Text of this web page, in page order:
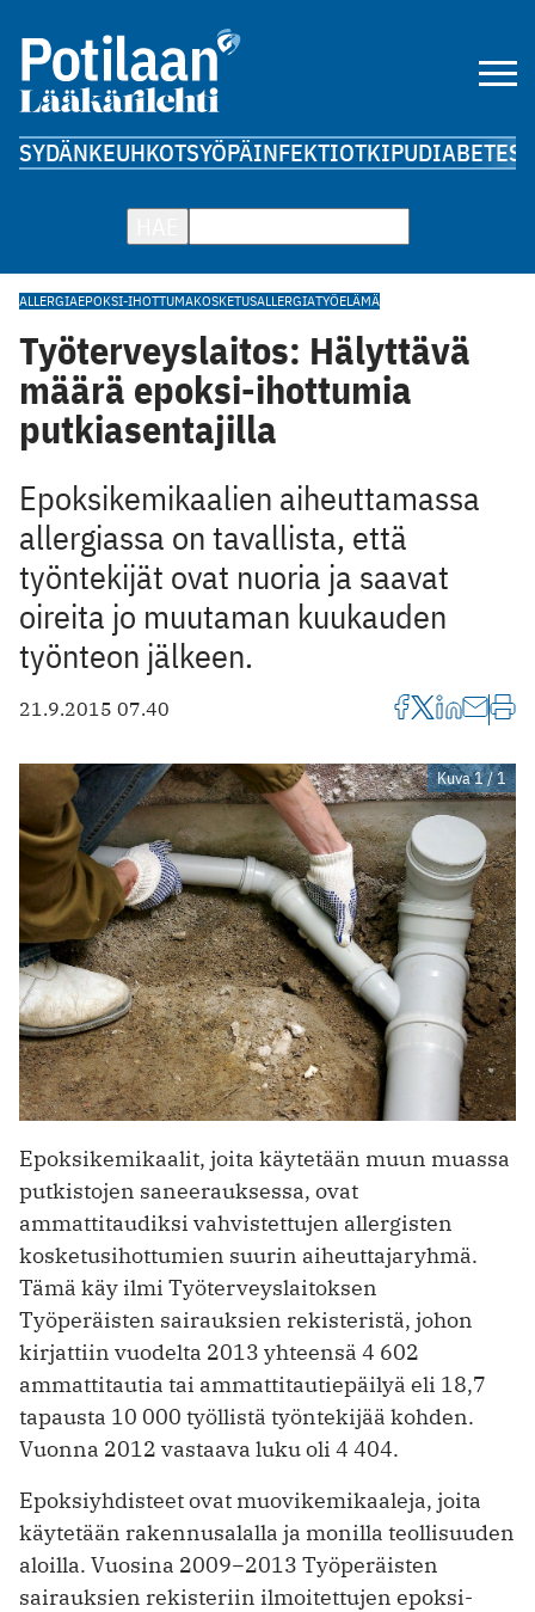
SYDÄNKEUHKOTSYÖPÄINFEKTIOTKIPUDIABETES
ALLERGIAEPOKSI-IHOTTUMAKOSKETUSALLERGIATYÖELÄMÄ
Työterveyslaitos: Hälyttävä
määrä epoksi-ihottumia
putkiasentajilla
Epoksikemikaalien aiheuttamassa
allergiassa on tavallista, että
työntekijät ovat nuoria ja saavat
oireita jo muutaman kuukauden
työnteon jälkeen.
21.9.2015 07.40
Kuva 1 / 1
Epoksikemikaalit, joita käytetään muun muassa
putkistojen saneerauksessa, ovat
ammattitaudiksi vahvistettujen allergisten
kosketusihottumien suurin aiheuttajaryhmä.
Tämä käy ilmi Työterveyslaitoksen
Työperäisten sairauksien rekisteristä, johon
kirjattiin vuodelta 2013 yhteensä 4 602
ammattitautia tai ammattitautiepäilyä eli 18,7
tapausta 10 000 työllistä työntekijää kohden.
Vuonna 2012 vastaava luku oli 4 404.
Epoksiyhdisteet ovat muovikemikaaleja, joita
käytetään rakennusalalla ja monilla teollisuuden
aloilla. Vuosina 2009−2013 Työperäisten
sairauksien rekisteriin ilmoitettujen epoksi-